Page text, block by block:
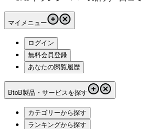
マイメニュー
ログイン
無料会員登録
あなたの閲覧履歴
BtoB製品・サービスを探す
カテゴリーから探す
ランキングから探す